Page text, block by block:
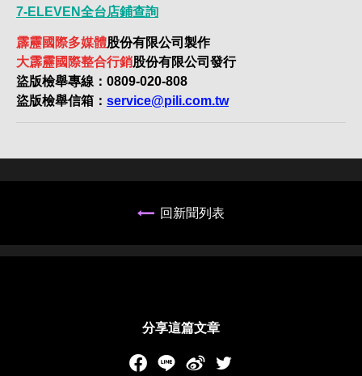
7-ELEVEN全台店鋪查詢
霹靂國際多媒體股份有限公司製作
大霹靂國際整合行銷股份有限公司發行
盜版檢舉專線：0809-020-808
盜版檢舉信箱： service@pili.com.tw
回新聞列表
分享這篇文章
Facebook
LINE 新浪微博